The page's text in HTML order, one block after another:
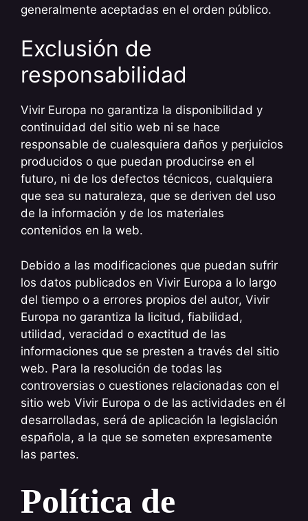
generalmente aceptadas en el orden público.
Exclusión de
responsabilidad
Vivir Europa no garantiza la disponibilidad y
continuidad del sitio web ni se hace
responsable de cualesquiera daños y perjuicios
producidos o que puedan producirse en el
futuro, ni de los defectos técnicos, cualquiera
que sea su naturaleza, que se deriven del uso
de la información y de los materiales
contenidos en la web.
Debido a las modificaciones que puedan sufrir
los datos publicados en Vivir Europa a lo largo
del tiempo o a errores propios del autor, Vivir
Europa no garantiza la licitud, fiabilidad,
utilidad, veracidad o exactitud de las
informaciones que se presten a través del sitio
web. Para la resolución de todas las
controversias o cuestiones relacionadas con el
sitio web Vivir Europa o de las actividades en él
desarrolladas, será de aplicación la legislación
española, a la que se someten expresamente
las partes.
Política de